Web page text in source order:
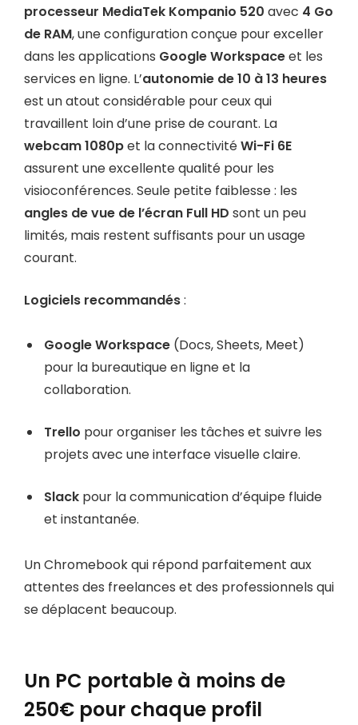
processeur MediaTek Kompanio 520 avec 4 Go
de RAM, une configuration conçue pour exceller
dans les applications Google Workspaceet les
services en ligne. L’autonomie de 10 à 13 heures
est un atout considérable pour ceux qui
travaillent loin d’une prise de courant. La
webcam 1080pet la connectivitéWi-Fi 6E
assurent une excellente qualité pour les
visioconférences. Seule petite faiblesse : les
angles de vue de l’écran Full HD sont un peu
limités, mais restent suffisants pour un usage
courant.
Logiciels recommandés:
Google Workspace (Docs, Sheets, Meet)
pour la bureautique en ligne et la
collaboration.
Trello pour organiser les tâches et suivre les
projets avec une interface visuelle claire.
Slack pour la communication d’équipe fluide
et instantanée.
Un Chromebook qui répond parfaitement aux
attentes des freelances et des professionnels qui
se déplacent beaucoup.
Un PC portable à moins de
250€ pour chaque profil